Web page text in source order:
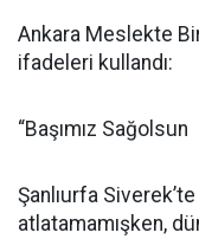
Ankara Meslekte
ifadeleri kullandı:
“Başımız Sağolsun
Şanlıurfa
atlatamamışken,